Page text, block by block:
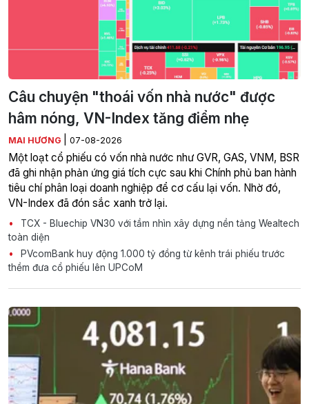
Câu chuyện "thoái vốn nhà nước" được
hâm nóng, VN-Index tăng điểm nhẹ
MAI HƯƠNG 07-08-2026
Một loạt cổ phiếu có vốn nhà nước như GVR, GAS, VNM, BSR
đã ghi nhận phản ứng giá tích cực sau khi Chính phủ ban hành
tiêu chí phân loại doanh nghiệp để cơ cấu lại vốn. Nhờ đó,
VN-Index đã đón sắc xanh trở lại.
TCX - Bluechip VN30 với tầm nhìn xây dựng nền tảng Wealtech
toàn diện
PVcomBank huy động 1.000 tỷ đồng từ kênh trái phiếu trước
thềm đưa cổ phiếu lên UPCoM